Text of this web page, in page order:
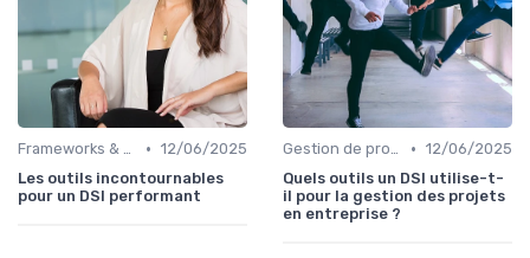
Frameworks & Outils • 12/06/2025
Les outils incontournables
pour un DSI performant
Gestion de projets • 12/06/2025
Quels outils un DSI utilise-t-
il pour la gestion des projets
en entreprise ?